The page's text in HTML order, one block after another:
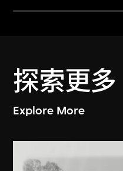
探索更多
Explore More